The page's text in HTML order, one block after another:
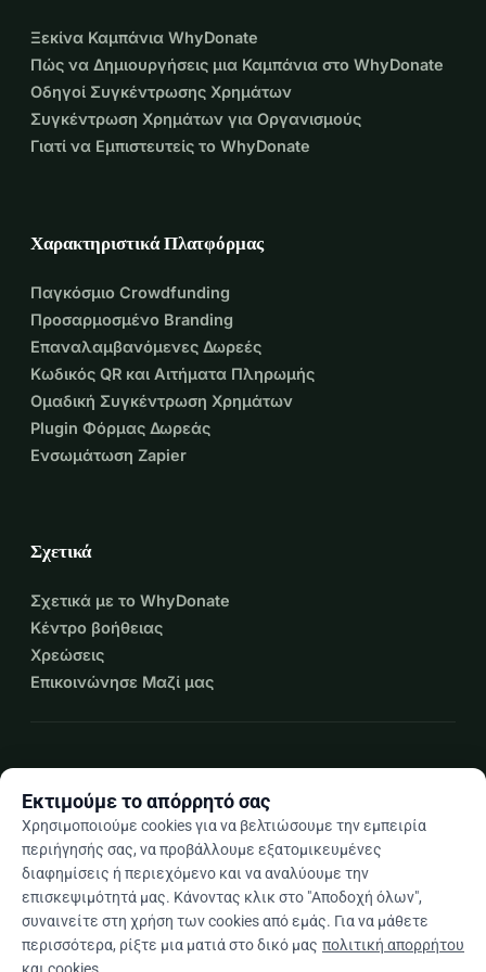
Ξεκίνα Καμπάνια WhyDonate
Πώς να Δημιουργήσεις μια Καμπάνια στο WhyDonate
Οδηγοί Συγκέντρωσης Χρημάτων
Συγκέντρωση Χρημάτων για Οργανισμούς
Γιατί να Εμπιστευτείς το WhyDonate
Χαρακτηριστικά Πλατφόρμας
Παγκόσμιο Crowdfunding
Προσαρμοσμένο Branding
Επαναλαμβανόμενες Δωρεές
Κωδικός QR και Αιτήματα Πληρωμής
Ομαδική Συγκέντρωση Χρημάτων
Plugin Φόρμας Δωρεάς
Ενσωμάτωση Zapier
Σχετικά
Σχετικά με το WhyDonate
Κέντρο βοήθειας
Χρεώσεις
Επικοινώνησε Μαζί μας
Elarrow_drop_down
★★★★★4,9 / 5 βάσει 500+ κριτικών
Εκτιμούμε το απόρρητό σας
Χρησιμοποιούμε cookies για να βελτιώσουμε την εμπειρία
περιήγησής σας, να προβάλλουμε εξατομικευμένες
διαφημίσεις ή περιεχόμενο και να αναλύουμε την
επισκεψιμότητά μας. Κάνοντας κλικ στο "Αποδοχή όλων",
συναινείτε στη χρήση των cookies από εμάς. Για να μάθετε
περισσότερα, ρίξτε μια ματιά στο δικό μας πολιτική απορρήτου